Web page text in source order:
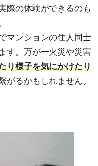
際の体験ができるのも
マンションの住人同士
す。万が一火災や災害
り様子を気にかけたり
がるかもしれません。